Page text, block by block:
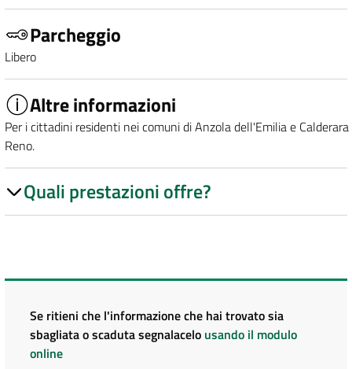
Parcheggio
Libero
Altre informazioni
Per i cittadini residenti nei comuni di Anzola dell'Emilia e Calderara
Reno.
Quali prestazioni offre?
Se ritieni che l'informazione che hai trovato sia
sbagliata o scaduta segnalacelo usando il modulo
online